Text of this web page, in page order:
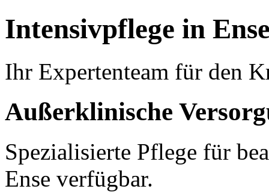
Intensivpflege in
Ihr Expertenteam für den
Außerklinische
Spezialisierte Pflege für
Ense verfügbar.